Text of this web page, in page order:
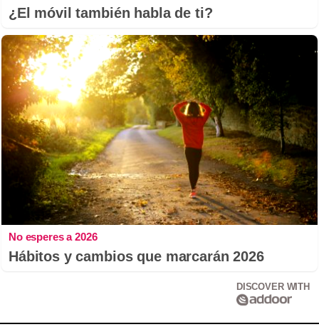
¿El móvil también habla de ti?
No esperes a 2026
Hábitos y cambios que marcarán 2026
DISCOVER WITH